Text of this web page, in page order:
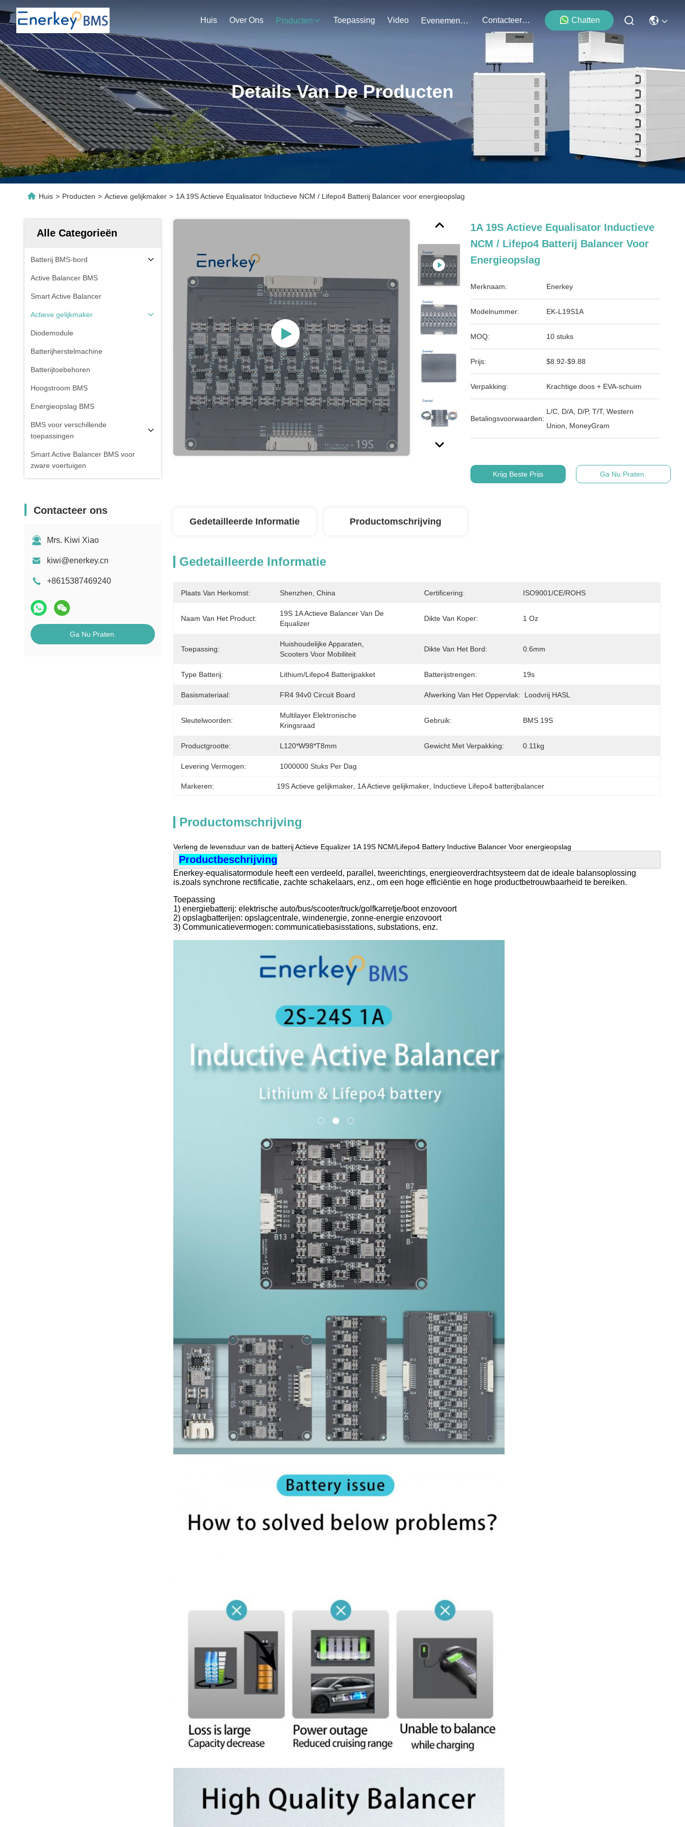
Huis Over Ons Producten Toepassing Video Evenementen Contacteer Ons Chatten
Details Van De Producten
Huis > Producten > Actieve gelijkmaker > 1A 19S Actieve Equalisator Inductieve NCM / Lifepo4 Batterij Balancer voor energieopslag
Alle Categorieën
Batterij BMS-bord
Active Balancer BMS
Smart Active Balancer
Actieve gelijkmaker
Diodemodule
Batterijherstelmachine
Batterijtoebehoren
Hoogstroom BMS
Energieopslag BMS
BMS voor verschillende
toepassingen
Smart Active Balancer BMS voor
zware voertuigen
Contacteer ons
Mrs. Kiwi Xiao
kiwi@enerkey.cn
+8615387469240
Ga Nu Praten.
1A 19S Actieve Equalisator Inductieve
NCM / Lifepo4 Batterij Balancer Voor
Energieopslag
Merknaam: Enerkey
Modelnummer: EK-L19S1A
MOQ: 10 stuks
Prijs: $8.92-$9.88
Verpakking: Krachtige doos + EVA-schuim
Betalingsvoorwaarden:
L/C, D/A, D/P, T/T, Western
Union, MoneyGram
Krijg Beste Prijs Ga Nu Praten.
Gedetailleerde Informatie Productomschrijving
Gedetailleerde Informatie
Plaats Van Herkomst: Shenzhen, China Certificering: ISO9001/CE/ROHS
Naam Van Het Product:
19S 1A Actieve Balancer Van De
Equalizer
Dikte Van Koper: 1 Oz
Toepassing:
Huishoudelijke Apparaten,
Scooters Voor Mobiliteit
Dikte Van Het Bord: 0.6mm
Type Batterij: Lithium/Lifepo4 Batterijpakket Batterijstrengen: 19s
Basismateriaal: FR4 94v0 Circuit Board Afwerking Van Het Oppervlak: Loodvrij HASL
Sleutelwoorden:
Multilayer Elektronische
Kringsraad
Gebruik: BMS 19S
Productgrootte: L120*W98*T8mm Gewicht Met Verpakking: 0.11kg
Levering Vermogen: 1000000 Stuks Per Dag
Markeren: 19S Actieve gelijkmaker 1A Actieve gelijkmaker Inductieve Lifepo4 batterijbalancer
Productomschrijving
Verleng de levensduur van de batterij Actieve Equalizer 1A 19S NCM/Lifepo4 Battery Inductive Balancer Voor energieopslag
Productbeschrijving
Enerkey-equalisatormodule heeft een verdeeld, parallel, tweerichtings, energieoverdrachtsysteem dat de ideale balansoplossing
is.zoals synchrone rectificatie, zachte schakelaars, enz., om een hoge efficiëntie en hoge productbetrouwbaarheid te bereiken.
Toepassing
1) energiebatterij: elektrische auto/bus/scooter/truck/golfkarretje/boot enzovoort
2) opslagbatterijen: opslagcentrale, windenergie, zonne-energie enzovoort
3) Communicatievermogen: communicatiebasisstations, substations, enz.